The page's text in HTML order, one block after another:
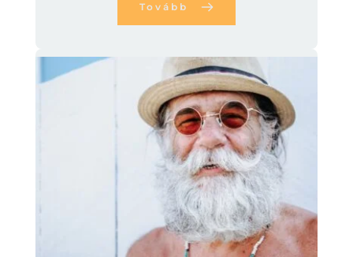
Tovább